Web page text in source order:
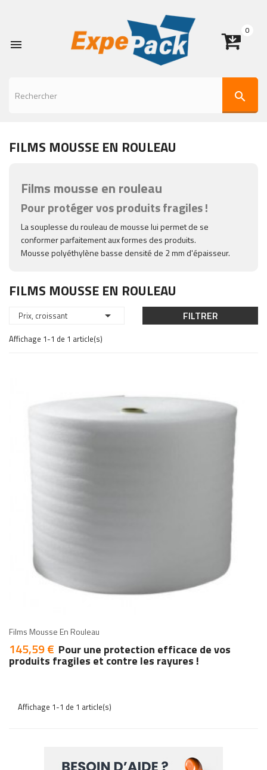

0
search
FILMS MOUSSE EN ROULEAU
Films mousse en rouleau
Pour protéger vos produits fragiles !
La souplesse du rouleau de mousse lui permet de se
conformer parfaitement aux formes des produits.
Mousse polyéthylène basse densité de 2 mm d'épaisseur.
FILMS MOUSSE EN ROULEAU
Prix, croissant  FILTRER
Affichage 1-1 de 1 article(s)
Films Mousse En Rouleau
145,59 € Prix
Pour une protection efficace de vos
produits fragiles et contre les rayures !
Affichage 1-1 de 1 article(s)